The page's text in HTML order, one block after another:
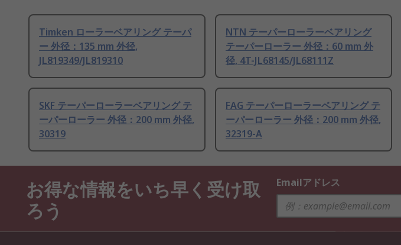
Timken ローラーベアリング テーパ
ー 外径：135 mm 外径,
JL819349/JL819310
NTN テーパーローラーベアリング
テーパーローラー 外径：60 mm 外
径, 4T-JL68145/JL68111Z
SKF テーパーローラーベアリング テ
ーパーローラー 外径：200 mm 外径,
30319
FAG テーパーローラーベアリング テ
ーパーローラー 外径：200 mm 外径,
32319-A
お得な情報をいち早く受け取
ろう
Emailアドレス